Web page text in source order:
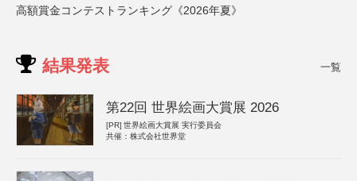
高額賞金コンテストランキング《2026年夏》
結果発表 一覧
第22回 世界絵画大賞展 2026
[PR] 世界絵画大賞展 実行委員会
共催：株式会社世界堂